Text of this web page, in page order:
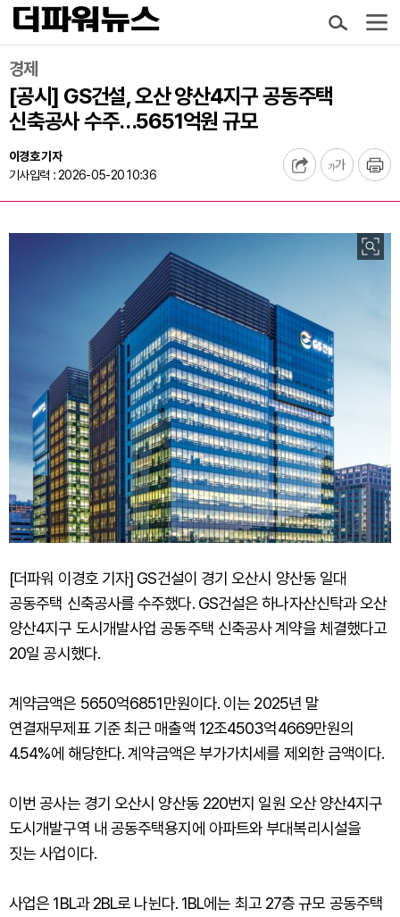
경제
[공시] GS건설, 오산 양산4지구 공동주택
신축공사 수주…5651억원 규모
이경호 기자
기사입력 : 2026-05-20 10:36
[더파워 이경호 기자] GS건설이 경기 오산시 양산동 일대
공동주택 신축공사를 수주했다. GS건설은 하나자산신탁과 오산
양산4지구 도시개발사업 공동주택 신축공사 계약을 체결했다고
20일 공시했다.
계약금액은 5650억6851만원이다. 이는 2025년 말
연결재무제표 기준 최근 매출액 12조4503억4669만원의
4.54%에 해당한다. 계약금액은 부가가치세를 제외한 금액이다.
이번 공사는 경기 오산시 양산동 220번지 일원 오산 양산4지구
도시개발구역 내 공동주택용지에 아파트와 부대복리시설을
짓는 사업이다.
사업은 1BL과 2BL로 나뉜다. 1BL에는 최고 27층 규모 공동주택